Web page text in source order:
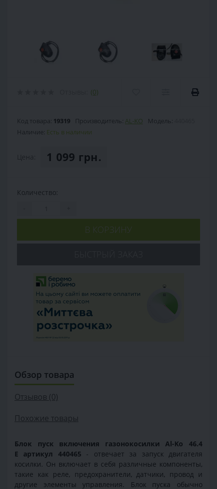
(0)
Код товара: 19319 Производитель: AL-KO Модель:
Наличие: Есть в наличии
1 099 грн.
Количество:
В КОРЗИНУ
Обзор товара
Отзывов (0)
Похожие товары
Блок пуск включения газонокосилки Al-Ko 46.4
E
артикул 440465 - отвечает за запуск двигателя
косилки. Он включает в себя различные компоненты,
такие как реле, предохранители, датчики, провод и
другие элементы управления. Блок пуска обычно